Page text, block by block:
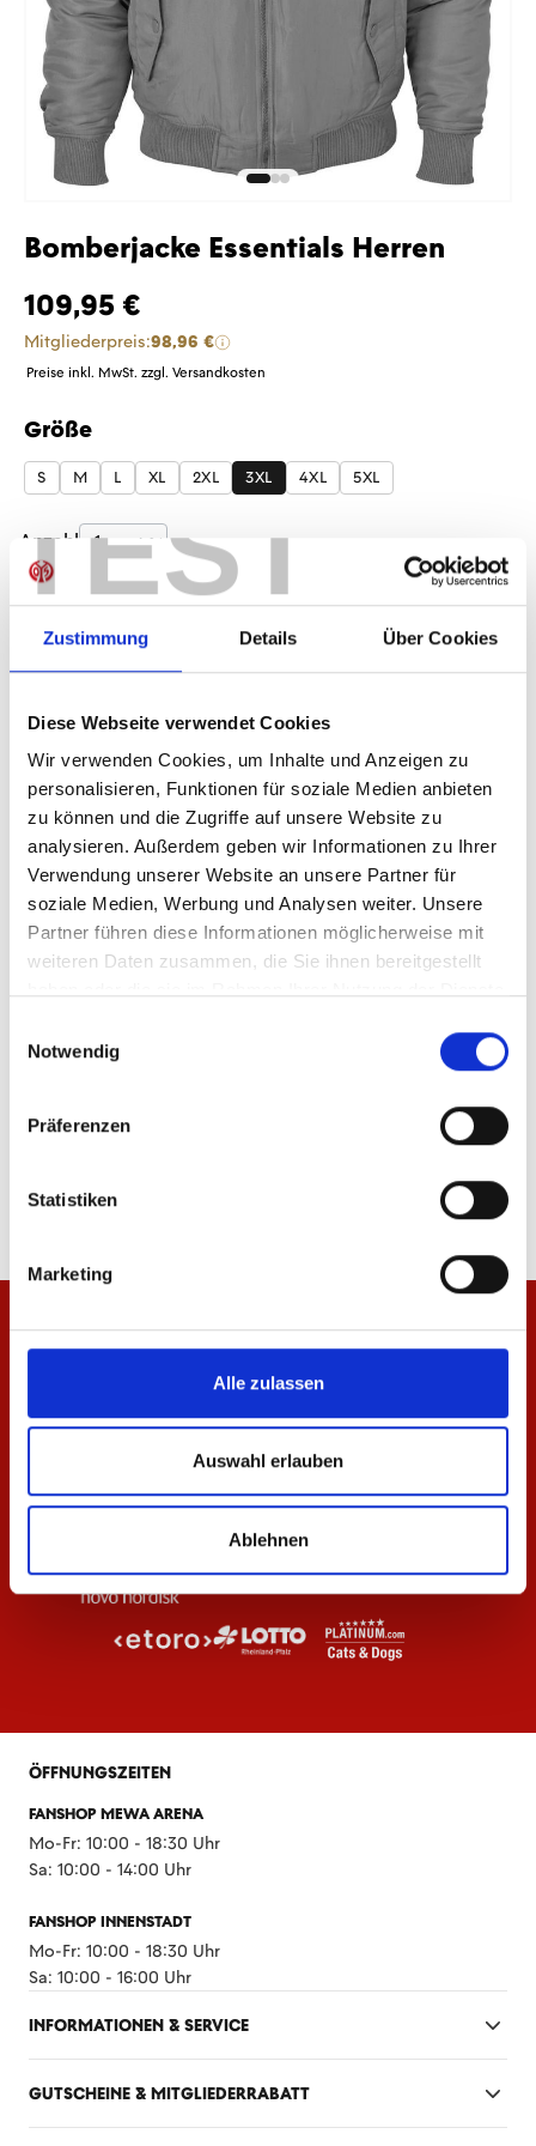
TEST
Zustimmung Details Über Cookies
Diese Webseite verwendet Cookies
Wir verwenden Cookies, um Inhalte und Anzeigen zu
personalisieren, Funktionen für soziale Medien anbieten
zu können und die Zugriffe auf unsere Website zu
analysieren. Außerdem geben wir Informationen zu Ihrer
Verwendung unserer Website an unsere Partner für
soziale Medien, Werbung und Analysen weiter. Unsere
Partner führen diese Informationen möglicherweise mit
weiteren Daten zusammen, die Sie ihnen bereitgestellt
Notwendig
Präferenzen
Statistiken
Marketing
Alle zulassen
Auswahl erlauben
Ablehnen
Bomberjacke Essentials Herren
109,95 €
Mitgliederpreis:98,96 €
Preise inkl. MwSt. zzgl. Versandkosten
Größe
auswählen
S M L XL 2XL 3XL 4XL 5XL
Produkt Anzahl: Gib den gewünschten
Anzahl
Sofort verfügbar, Lieferzeit: 1-3 Tage
IN DEN WARENKORB
Produktdetails
ÄHNLICHE PRODUKTE
Zip Jacke Essentials Anthrazit Unisex Steppjacke Essentials
ÖFFNUNGSZEITEN
FANSHOP MEWA ARENA
Mo-Fr: 10:00 - 18:30 Uhr
Sa: 10:00 - 14:00 Uhr
FANSHOP INNENSTADT
Mo-Fr: 10:00 - 18:30 Uhr
Sa: 10:00 - 16:00 Uhr
INFORMATIONEN & SERVICE
GUTSCHEINE & MITGLIEDERRABATT